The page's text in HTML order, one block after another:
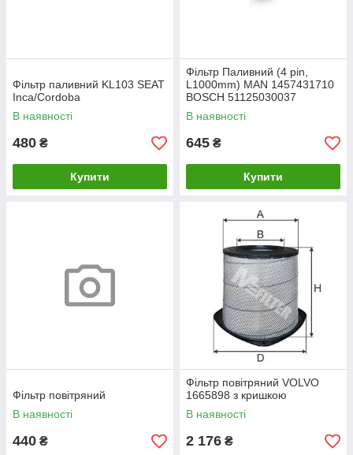
Фільтр паливний KL103 SEAT
Inca/Cordoba
В наявності
480 ₴
Купити
Фільтр Паливний (4 pin,
L1000mm) MAN 1457431710
BOSCH 51125030037
В наявності
645 ₴
Купити
Фільтр повітряний
В наявності
440 ₴
Фільтр повітряний VOLVO
1665898 з кришкою
В наявності
2 176 ₴